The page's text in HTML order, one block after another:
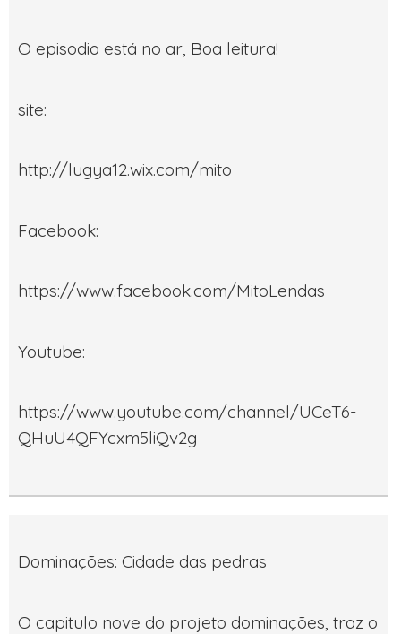
O episodio está no ar, Boa leitura!
site:
http://lugya12.wix.com/mito
Facebook:
https://www.facebook.com/MitoLendas
Youtube:
https://www.youtube.com/channel/UCeT6-
QHuU4QFYcxm5liQv2g
Dominações: Cidade das pedras
O capitulo nove do projeto dominações, traz o